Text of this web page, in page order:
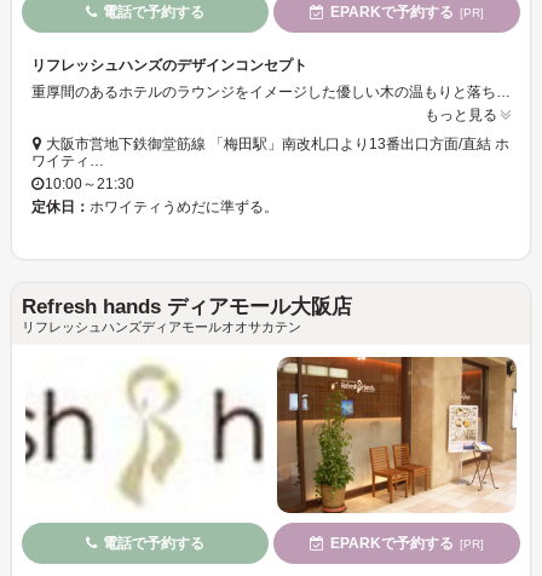
電話で予約する EPARKで予約する [PR]
リフレッシュハンズのデザインコンセプト
重厚間のあるホテルのラウンジをイメージした優しい木の温もりと落ちついた色で癒される空間です。
もっと見る
大阪市営地下鉄御堂筋線 「梅田駅」南改札口より13番出口方面/直結 ホ
ワイティ…
10:00～21:30
定休日： ホワイティうめだに準ずる。
Refresh hands ディアモール大阪店
リフレッシュハンズディアモールオオサカテン
電話で予約する EPARKで予約する [PR]